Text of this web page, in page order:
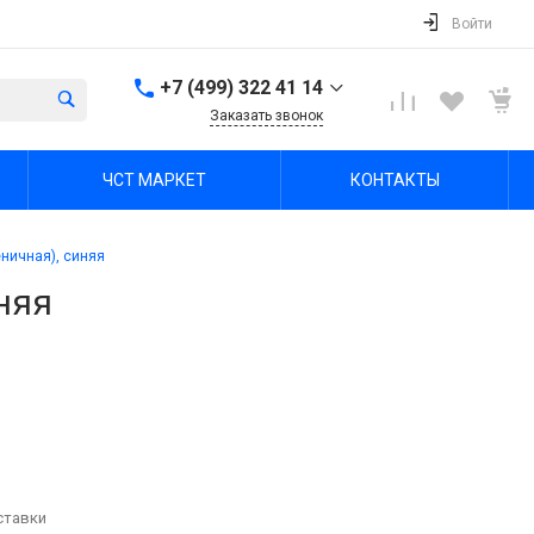
Войти
+7 (499) 322 41 14
г. Тула, Октябрьская ул,
Заказать звонок
ЧСТ МАРКЕТ КОНТАКТЫ
синяя